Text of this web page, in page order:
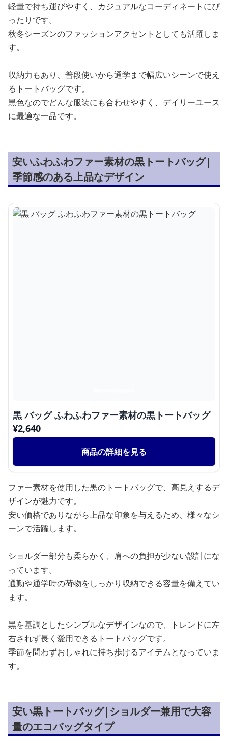
軽量で持ち運びやすく、カジュアルなコーディネートにぴ
ったりです。
秋冬シーズンのファッションアクセントとしても活躍しま
す。
収納力もあり、普段使いから通学まで幅広いシーンで使え
るトートバッグです。
黒色なのでどんな服装にも合わせやすく、デイリーユース
に最適な一品です。
安いふわふわファー素材の黒トートバッグ|
季節感のある上品なデザイン
黒 バッグ ふわふわファー素材の黒トートバッグ
¥2,640
商品の詳細を見る
ファー素材を使用した黒のトートバッグで、高見えするデ
ザインが魅力です。
安い価格でありながら上品な印象を与えるため、様々なシ
ーンで活躍します。
ショルダー部分も柔らかく、肩への負担が少ない設計にな
っています。
通勤や通学時の荷物をしっかり収納できる容量を備えてい
ます。
黒を基調としたシンプルなデザインなので、トレンドに左
右されず長く愛用できるトートバッグです。
季節を問わずおしゃれに持ち歩けるアイテムとなっていま
す。
安い黒トートバッグ|ショルダー兼用で大容
量のエコバッグタイプ